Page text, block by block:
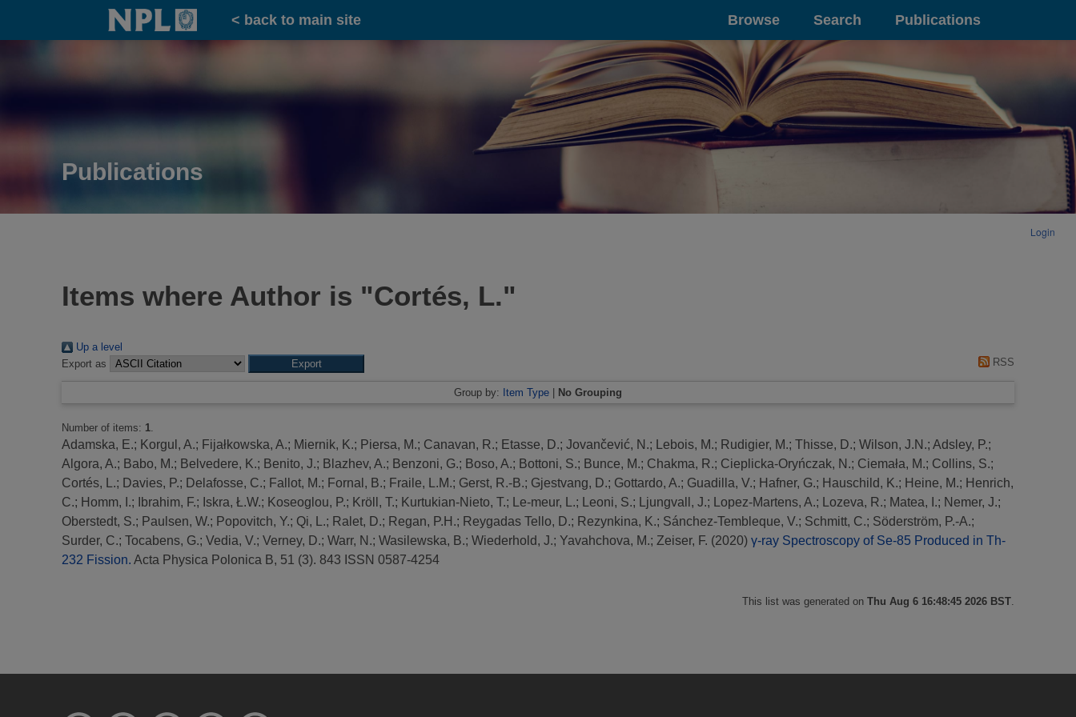
Home
< back to main site Browse Search Publications
Publications
Login
Items where Author is "Cortés, L."
Up a level
Export as
RSS
Group by: Item Type | No Grouping
Number of items: 1
Adamska, E.; Korgul, A.; Fijałkowska, A.; Miernik, K.; Piersa, M.; Canavan, R.; Etasse, D.; Jovančević, N.; Lebois, M.; Rudigier, M.; Thisse, D.; Wilson, J.N.; Adsley, P.;
Algora, A.; Babo, M.; Belvedere, K.; Benito, J.; Blazhev, A.; Benzoni, G.; Boso, A.; Bottoni, S.; Bunce, M.; Chakma, R.; Cieplicka-Oryńczak, N.; Ciemała, M.; Collins, S.;
Cortés, L.; Davies, P.; Delafosse, C.; Fallot, M.; Fornal, B.; Fraile, L.M.; Gerst, R.-B.; Gjestvang, D.; Gottardo, A.; Guadilla, V.; Hafner, G.; Hauschild, K.; Heine, M.; Henrich,
C.; Homm, I.; Ibrahim, F.; Iskra, Ł.W.; Koseoglou, P.; Kröll, T.; Kurtukian-Nieto, T.; Le-meur, L.; Leoni, S.; Ljungvall, J.; Lopez-Martens, A.; Lozeva, R.; Matea, I.; Nemer, J.;
Oberstedt, S.; Paulsen, W.; Popovitch, Y.; Qi, L.; Ralet, D.; Regan, P.H.; Reygadas Tello, D.; Rezynkina, K.; Sánchez-Tembleque, V.; Schmitt, C.; Söderström, P.-A.;
Surder, C.; Tocabens, G.; Vedia, V.; Verney, D.; Warr, N.; Wasilewska, B.; Wiederhold, J.; Yavahchova, M.; Zeiser, F. (2020) γ-ray Spectroscopy of Se-85 Produced in Th-
232 Fission. Acta Physica Polonica B, 51 (3). 843 ISSN 0587-4254
This list was generated on Thu Aug 6 16:48:45 2026 BST